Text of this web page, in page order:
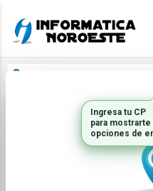
Discos Hdd Y Ssd